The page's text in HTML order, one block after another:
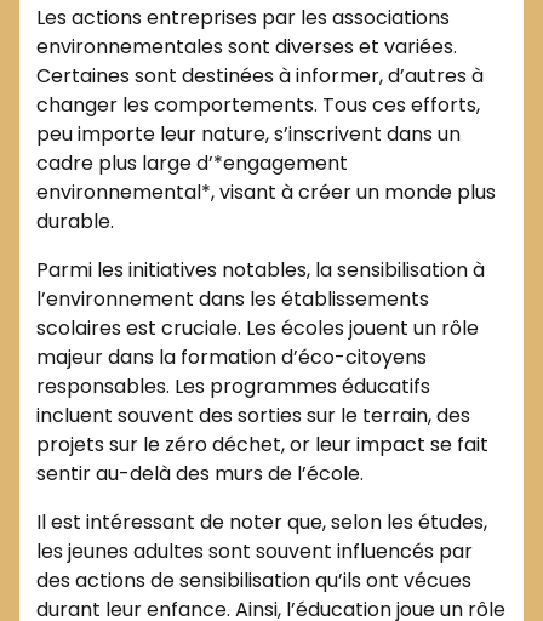
Les actions entreprises par les associations
environnementales sont diverses et variées.
Certaines sont destinées à informer, d’autres à
changer les comportements. Tous ces efforts,
peu importe leur nature, s’inscrivent dans un
cadre plus large d’*engagement
environnemental*, visant à créer un monde plus
durable.
Parmi les initiatives notables, la sensibilisation à
l’environnement dans les établissements
scolaires est cruciale. Les écoles jouent un rôle
majeur dans la formation d’éco-citoyens
responsables. Les programmes éducatifs
incluent souvent des sorties sur le terrain, des
projets sur le zéro déchet, or leur impact se fait
sentir au-delà des murs de l’école.
Il est intéressant de noter que, selon les études,
les jeunes adultes sont souvent influencés par
des actions de sensibilisation qu’ils ont vécues
durant leur enfance. Ainsi, l’éducation joue un rôle